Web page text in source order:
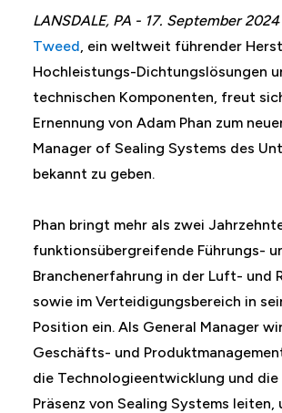
LANSDALE, PA - 17. September 2024
Tweed , ein weltweit führender
Hochleistungs-Dichtungslösungen
technischen Komponenten, freut
Ernennung von Adam Phan zum
Manager of Sealing Systems des
bekannt zu geben.
Phan bringt mehr als zwei
funktionsübergreifende Führungs-
Branchenerfahrung in der Luft- und
sowie im Verteidigungsbereich in
Position ein. Als General Manager
Geschäfts- und
die Technologieentwicklung und
Präsenz von Sealing Systems leiten,